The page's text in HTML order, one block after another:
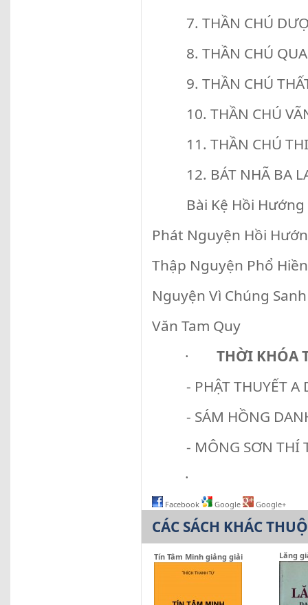
7. THẦN CHÚ
8. THẦN CHÚ
9. THẦN CHÚ THẤT
10. THẦN CHÚ
11. THẦN CHÚ
12. BÁT NHÃ BA
Bài Kệ Hồi Hướng
Phát Nguyện Hồi
Thập Nguyện Phổ Hiền
Nguyện Vì Chúng Sanh
Văn Tam Quy
· THỜI KHÓA
- PHẬT THUYẾT A
- SÁM HỒNG
- MÔNG SƠN THÍ
·
Facebook Google Google+
CÁC SÁCH KHÁC
Tín Tâm Minh giảng giải Lăng